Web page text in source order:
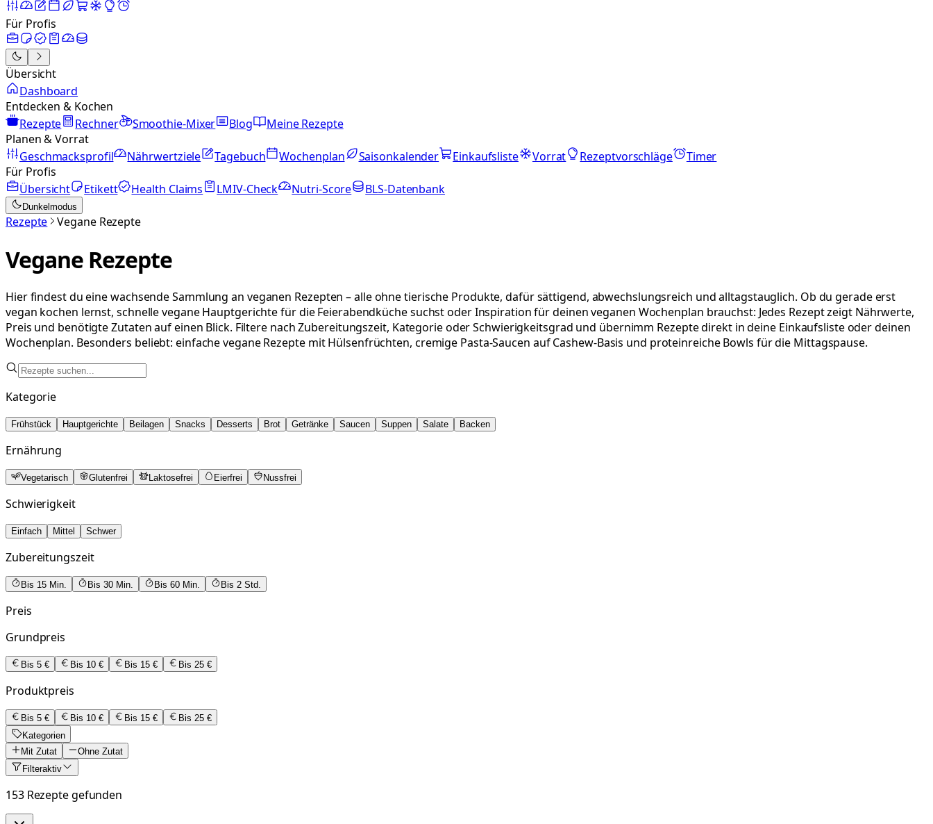
Für Profis
Übersicht
Dashboard
Entdecken & Kochen
Rezepte
Rechner Smoothie-Mixer Blog
Meine Rezepte
Planen & Vorrat
Geschmacksprofil
Nährwertziele Tagebuch Wochenplan Saisonkalender Einkaufsliste Vorrat Rezeptvorschläge
Timer
Für Profis
Übersicht
Etikett Health Claims LMIV-Check Nutri-Score BLS-Datenbank
Dunkelmodus
Rezepte Vegane Rezepte
Vegane Rezepte
Hier findest du eine wachsende Sammlung an veganen Rezepten – alle ohne tierische Produkte, dafür sättigend, abwechslungsreich und alltagstauglich. Ob du gerade erst
vegan kochen lernst, schnelle vegane Hauptgerichte für die Feierabendküche suchst oder Inspiration für deinen veganen Wochenplan brauchst: Jedes Rezept zeigt Nährwerte,
Preis und benötigte Zutaten auf einen Blick. Filtere nach Zubereitungszeit, Kategorie oder Schwierigkeitsgrad und übernimm Rezepte direkt in deine Einkaufsliste oder deinen
Wochenplan. Besonders beliebt: einfache vegane Rezepte mit Hülsenfrüchten, cremige Pasta-Saucen auf Cashew-Basis und proteinreiche Bowls für die Mittagspause.
Kategorie
Frühstück Hauptgerichte Beilagen Snacks Desserts Brot Getränke Saucen Suppen Salate Backen
Ernährung
Vegetarisch Glutenfrei Laktosefrei Eierfrei Nussfrei
Schwierigkeit
Einfach Mittel Schwer
Zubereitungszeit
Bis 15 Min. Bis 30 Min. Bis 60 Min. Bis 2 Std.
Preis
Grundpreis
Bis 5 € Bis 10 € Bis 15 € Bis 25 €
Produktpreis
Bis 5 € Bis 10 € Bis 15 €
Bis 25 €
Kategorien
Mit Zutat
Ohne Zutat
Filteraktiv
153 Rezepte gefunden